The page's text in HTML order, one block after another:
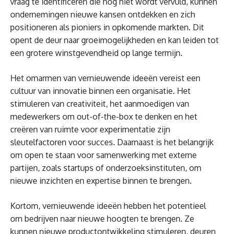
ondernemingen nieuwe kansen ontdekken en zich
positioneren als pioniers in opkomende markten. Dit
opent de deur naar groeimogelijkheden en kan leiden tot
een grotere winstgevendheid op lange termijn.
Het omarmen van vernieuwende ideeën vereist een
cultuur van innovatie binnen een organisatie. Het
stimuleren van creativiteit, het aanmoedigen van
medewerkers om out-of-the-box te denken en het
creëren van ruimte voor experimentatie zijn
sleutelfactoren voor succes. Daarnaast is het belangrijk
om open te staan voor samenwerking met externe
partijen, zoals startups of onderzoeksinstituten, om
nieuwe inzichten en expertise binnen te brengen.
Kortom, vernieuwende ideeën hebben het potentieel
om bedrijven naar nieuwe hoogten te brengen. Ze
kunnen nieuwe productontwikkeling stimuleren, deuren